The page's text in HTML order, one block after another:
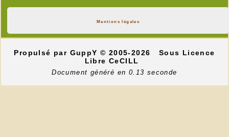
Mentions légales
Propulsé par GuppY© 2005-2026
Sous Licence
Libre CeCILL
Document généré en 0.13 seconde